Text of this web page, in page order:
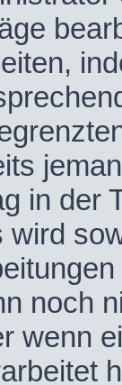
in der
noch
wenn